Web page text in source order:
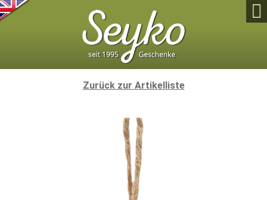

Zurück zur Artikelliste